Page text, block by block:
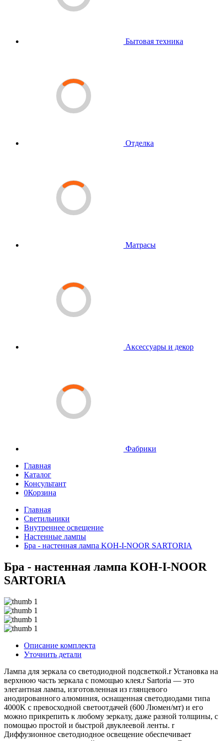
Бытовая техника
Отделка
Матрасы
Аксессуары и декор
Фабрики
Главная
Каталог
Консультант
0Корзина
Главная
Светильники
Внутреннее освещение
Hастенные лампы
Бра - настенная лампа KOH-I-NOOR SARTORIA
Бра - настенная лампа KOH-I-NOOR
SARTORIA
Описание комплекта
Уточнить детали
Лампа для зеркала со светодиодной подсветкой.r Установка на
верхнюю часть зеркала с помощью клея.r Sartoria — это
элегантная лампа, изготовленная из глянцевого
анодированного алюминия, оснащенная светодиодами типа
4000K с превосходной светоотдачей (600 Люмен/мт) и его
можно прикрепить к любому зеркалу, даже разной толщины, с
помощью простой и быстрой двуклеевой ленты. r
Диффузионное светодиодное освещение обеспечивает